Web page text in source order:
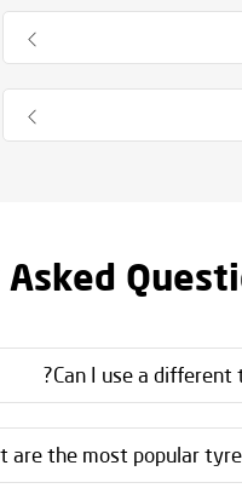
Can I use a different
are the most popular